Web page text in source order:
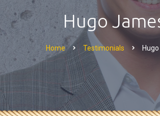
Hugo
Home Testimonials